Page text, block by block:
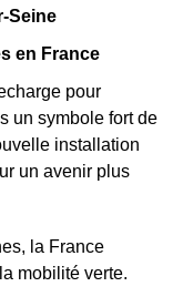
Seine
en France
pour
un symbole fort de
installation
un avenir plus
la France
mobilité verte.